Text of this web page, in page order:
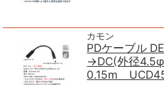
カモン
PDケーブル
→DC(外径
0.15m